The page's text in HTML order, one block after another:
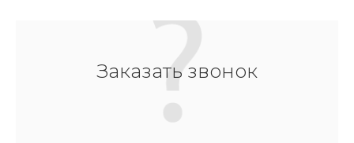
Заказать звонок